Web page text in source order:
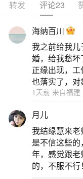
月柱、日柱和时
或者年支的匹配
现了双方缘分的
合婚指数在50
上则预示着喜配
的，更是被认为
二、怎么通过
八字相合的
要看天干地支是
甲己合、乙庚合
转发 评论23
海纳百川
我之前给我
婚，给我愁
正缘出现，
也落实了，对
1天前 来自福建
月儿
我结缘慧来
是不信这些
年，感觉跟
的，不服不行！